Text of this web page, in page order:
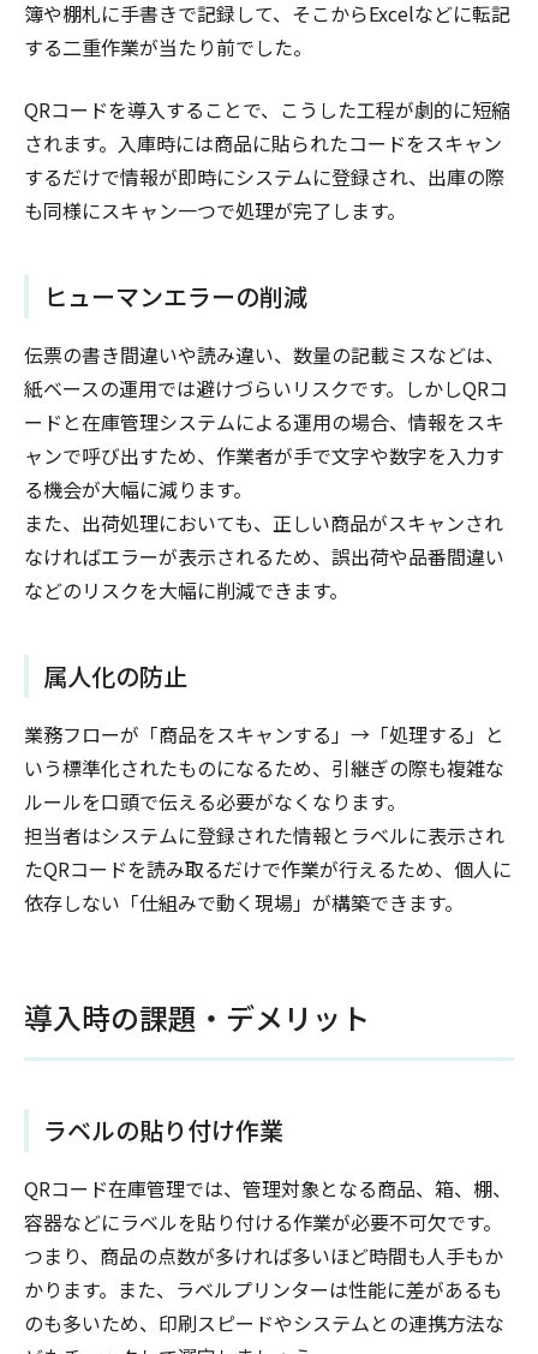
簿や棚札に手書きで記録して、そこからExcelなどに転記
する二重作業が当たり前でした。
QRコードを導入することで、こうした工程が劇的に短縮
されます。入庫時には商品に貼られたコードをスキャン
するだけで情報が即時にシステムに登録され、出庫の際
も同様にスキャン一つで処理が完了します。
ヒューマンエラーの削減
伝票の書き間違いや読み違い、数量の記載ミスなどは、
紙ベースの運用では避けづらいリスクです。しかしQRコ
ードと在庫管理システムによる運用の場合、情報をスキ
ャンで呼び出すため、作業者が手で文字や数字を入力す
る機会が大幅に減ります。
また、出荷処理においても、正しい商品がスキャンされ
なければエラーが表示されるため、誤出荷や品番間違い
などのリスクを大幅に削減できます。
属人化の防止
業務フローが「商品をスキャンする」→「処理する」と
いう標準化されたものになるため、引継ぎの際も複雑な
ルールを口頭で伝える必要がなくなります。
担当者はシステムに登録された情報とラベルに表示され
たQRコードを読み取るだけで作業が行えるため、個人に
依存しない「仕組みで動く現場」が構築できます。
導入時の課題・デメリット
ラベルの貼り付け作業
QRコード在庫管理では、管理対象となる商品、箱、棚、
容器などにラベルを貼り付ける作業が必要不可欠です。
つまり、商品の点数が多ければ多いほど時間も人手もか
かります。また、ラベルプリンターは性能に差があるも
のも多いため、印刷スピードやシステムとの連携方法な